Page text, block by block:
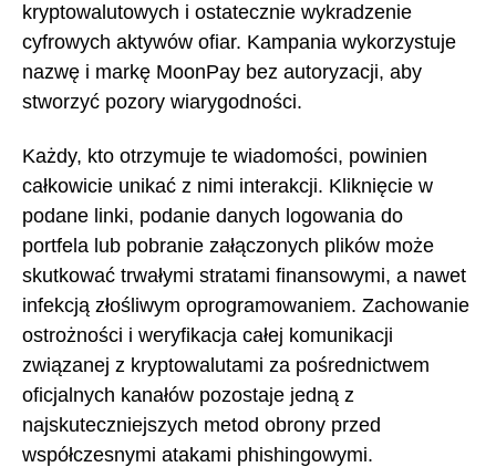
kryptowalutowych i ostatecznie wykradzenie
cyfrowych aktywów ofiar. Kampania wykorzystuje
nazwę i markę MoonPay bez autoryzacji, aby
stworzyć pozory wiarygodności.
Każdy, kto otrzymuje te wiadomości, powinien
całkowicie unikać z nimi interakcji. Kliknięcie w
podane linki, podanie danych logowania do
portfela lub pobranie załączonych plików może
skutkować trwałymi stratami finansowymi, a nawet
infekcją złośliwym oprogramowaniem. Zachowanie
ostrożności i weryfikacja całej komunikacji
związanej z kryptowalutami za pośrednictwem
oficjalnych kanałów pozostaje jedną z
najskuteczniejszych metod obrony przed
współczesnymi atakami phishingowymi.